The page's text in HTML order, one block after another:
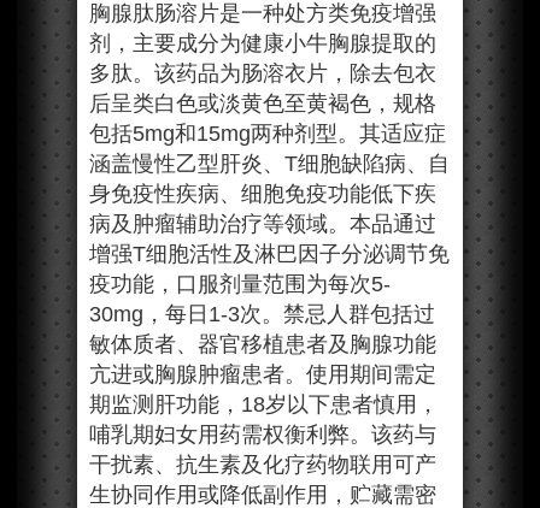
胸腺肽肠溶片是一种处方类免疫增强
剂，主要成分为健康小牛胸腺提取的
多肽。该药品为肠溶衣片，除去包衣
后呈类白色或淡黄色至黄褐色，规格
包括5mg和15mg两种剂型。其适应症
涵盖慢性乙型肝炎、T细胞缺陷病、自
身免疫性疾病、细胞免疫功能低下疾
病及肿瘤辅助治疗等领域。本品通过
增强T细胞活性及淋巴因子分泌调节免
疫功能，口服剂量范围为每次5-
30mg，每日1-3次。禁忌人群包括过
敏体质者、器官移植患者及胸腺功能
亢进或胸腺肿瘤患者。使用期间需定
期监测肝功能，18岁以下患者慎用，
哺乳期妇女用药需权衡利弊。该药与
干扰素、抗生素及化疗药物联用可产
生协同作用或降低副作用，贮藏需密